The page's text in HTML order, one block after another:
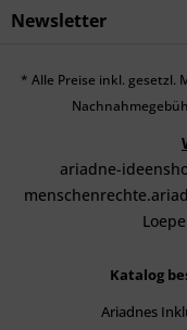
Newsletter
* Alle Preise inkl. gesetzl.
ariadne-
Katalog
Ariadnes